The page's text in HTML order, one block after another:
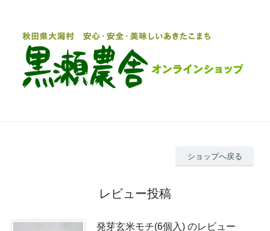
ショップへ戻る
レビュー投稿
発芽玄米モチ(6個入) のレビュー